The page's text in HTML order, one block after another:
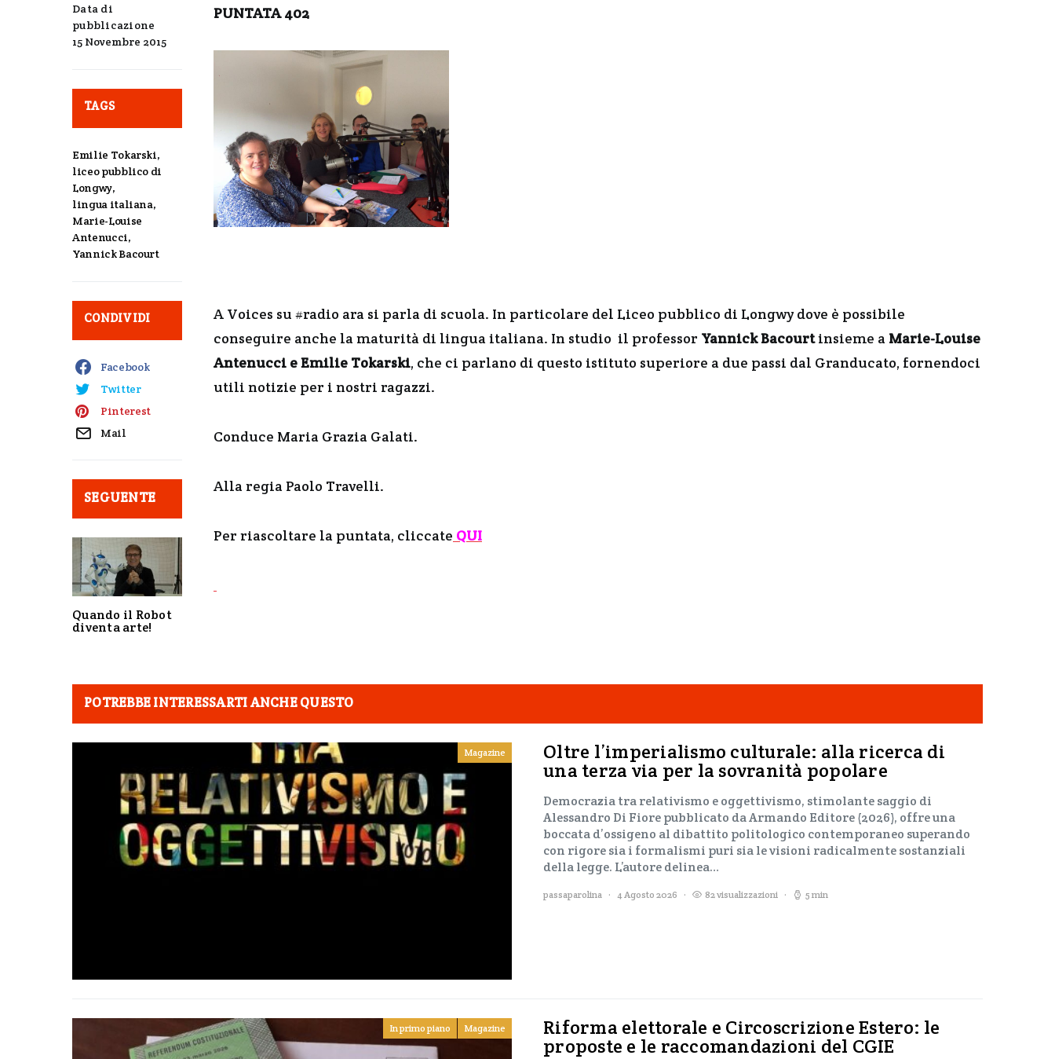
SEGUENTE
Quando il Robot
diventa arte!
Data di
pubblicazione
15 Novembre 2015
TAGS
Emilie Tokarski,
liceo pubblico di
Longwy,
lingua italiana,
Marie-Louise
Antenucci,
Yannick Bacourt
CONDIVIDI
Facebook
Twitter
Pinterest
Mail
PUNTATA 402
A Voices su #radio ara si parla di scuola. In particolare del Liceo pubblico di Longwy dove è possibile
conseguire anche la maturità di lingua italiana. In studio il professor Yannick Bacourtinsieme a Marie-Louise
Antenucci e Emilie Tokarski, che ci parlano di questo istituto superiore a due passi dal Granducato, fornendoci
utili notizie per i nostri ragazzi.
Conduce Maria Grazia Galati.
Alla regia Paolo Travelli.
Per riascoltare la puntata, cliccate QUI
POTREBBE INTERESSARTI ANCHE QUESTO
Magazine Oltre l’imperialismo culturale: alla ricerca di
una terza via per la sovranità popolare
Democrazia tra relativismo e oggettivismo, stimolante saggio di
Alessandro Di Fiore pubblicato da Armando Editore (2026), offre una
boccata d’ossigeno al dibattito politologico contemporaneo superando
con rigore sia i formalismi puri sia le visioni radicalmente sostanziali
della legge. L’autore delinea…
passaparolina 4 Agosto 2026 82 visualizzazioni 5 min
In primo piano Magazine Riforma elettorale e Circoscrizione Estero: le
proposte e le raccomandazioni del CGIE